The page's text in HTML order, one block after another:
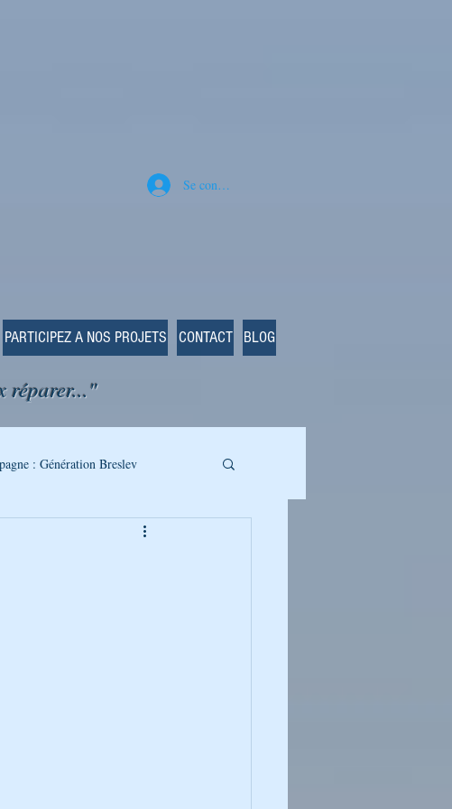
Se connecter
PARTICIPEZ A NOS PROJETS CONTACT BLOG
réparer..."
: Génération Breslev